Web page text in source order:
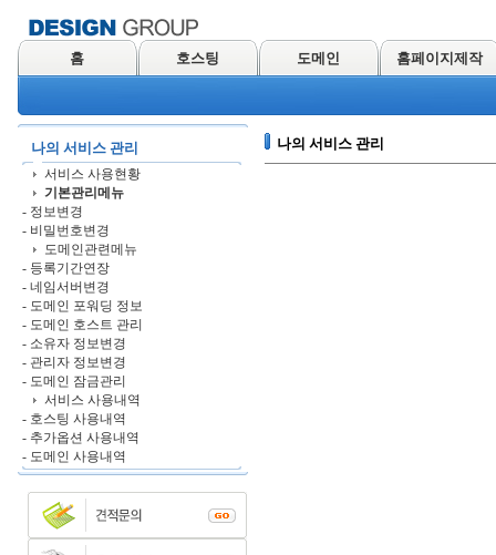
홈 호스팅 도메인 홈페이지제작
나의 서비스 관리
서비스 사용현황
기본관리메뉴
- 정보변경
- 비밀번호변경
도메인관련메뉴
- 등록기간연장
- 네임서버변경
- 도메인 포워딩 정보
- 도메인 호스트 관리
- 소유자 정보변경
- 관리자 정보변경
- 도메인 잠금관리
서비스 사용내역
- 호스팅 사용내역
- 추가옵션 사용내역
- 도메인 사용내역
나의 서비스 관리